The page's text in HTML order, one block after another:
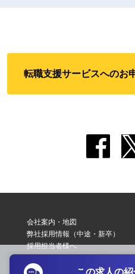
転職支援サービスへのお
会社案内・地図
弊社採用情報（中途・新卒）
採用担当者様へ
転職支援サービス利用規約
この求人の